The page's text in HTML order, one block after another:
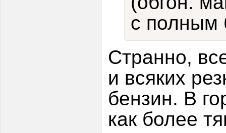
с полным
Странно,
и всяких
бензин. В
как более